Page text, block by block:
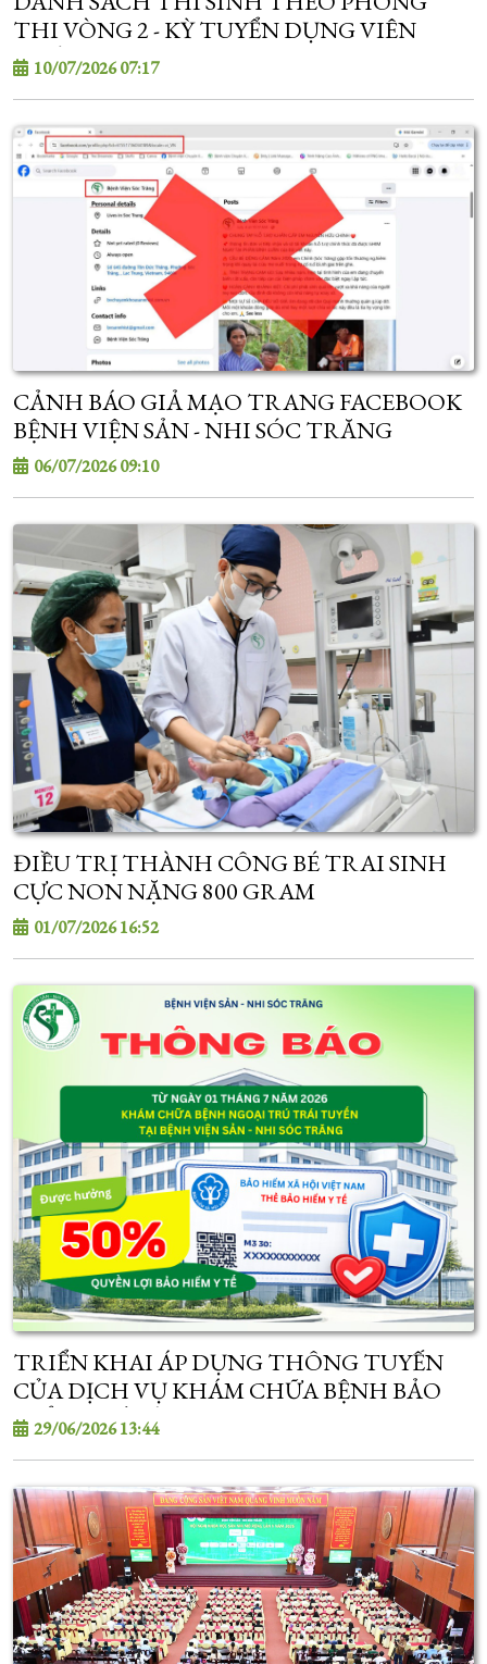
THI VÒNG 2 - KỲ TUYỂN DỤNG VIÊN
CHỨC NĂM 2026
10/07/2026 07:17
CẢNH BÁO GIẢ MẠO TRANG FACEBOOK
BỆNH VIỆN SẢN - NHI SÓC TRĂNG
06/07/2026 09:10
ĐIỀU TRỊ THÀNH CÔNG BÉ TRAI SINH
CỰC NON NẶNG 800 GRAM
01/07/2026 16:52
TRIỂN KHAI ÁP DỤNG THÔNG TUYẾN
CỦA DỊCH VỤ KHÁM CHỮA BỆNH BẢO
HIỂM Y TẾ TỪ 01/7/2026
29/06/2026 13:44